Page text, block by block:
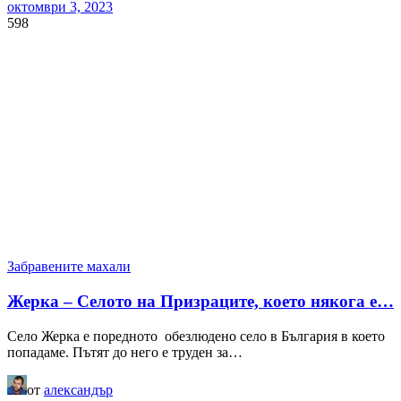
октомври 3, 2023
598
Забравените махали
Жерка – Селото на Призраците, което някога е…
Село Жерка е поредното обезлюдено село в България в което
попадаме. Пътят до него е труден за…
от александър